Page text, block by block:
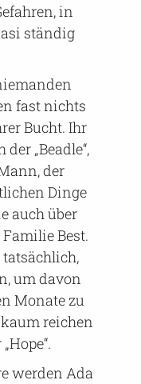
in
ständig
fast nichts
Bucht. Ihr
„Beadle“,
der
Dinge
auch über
Best.
tatsächlich,
um davon
Monate zu
reichen
werden Ada